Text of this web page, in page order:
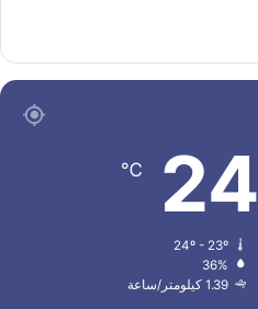
24
℃
36%
1.39 كيلومتر/ساعة